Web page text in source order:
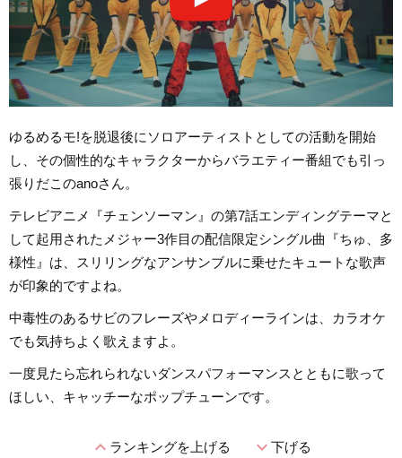
ゆるめるモ!を脱退後にソロアーティストとしての活動を開始
し、その個性的なキャラクターからバラエティー番組でも引っ
張りだこのanoさん。
テレビアニメ『チェンソーマン』の第7話エンディングテーマと
して起用されたメジャー3作目の配信限定シングル曲『ちゅ、多
様性』は、スリリングなアンサンブルに乗せたキュートな歌声
が印象的ですよね。
中毒性のあるサビのフレーズやメロディーラインは、カラオケ
でも気持ちよく歌えますよ。
一度見たら忘れられないダンスパフォーマンスとともに歌って
ほしい、キャッチーなポップチューンです。
expand_lessランキングを上げる expand_more下げる